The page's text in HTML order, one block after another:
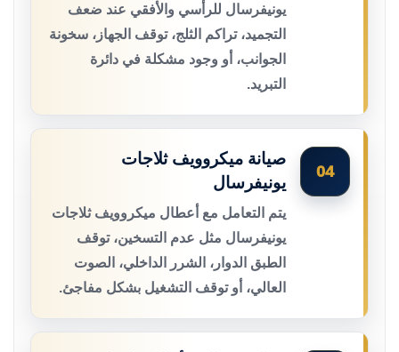
يونيفرسال للرأسي والأفقي عند ضعف
التجميد، تراكم الثلج، توقف الجهاز، سخونة
الجوانب، أو وجود مشكلة في دائرة
التبريد.
04
صيانة ميكروويف ثلاجات
يونيفرسال
يتم التعامل مع أعطال ميكروويف ثلاجات
يونيفرسال مثل عدم التسخين، توقف
الطبق الدوار، الشرر الداخلي، الصوت
العالي، أو توقف التشغيل بشكل مفاجئ.